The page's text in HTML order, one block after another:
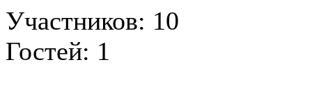
Участников: 10
Гостей: 1